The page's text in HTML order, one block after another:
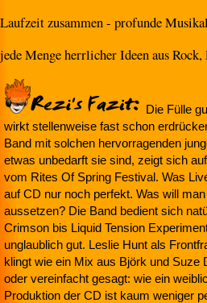
Laufzeit zusammen - profunde
jede Menge herrlicher Ideen aus Rock,
Die Fülle
wirkt stellenweise fast schon
Band mit solchen hervorragenden
etwas unbedarft sie sind, zeigt sich
vom Rites Of Spring Festival. Was
auf CD nur noch perfekt. Was will
aussetzen? Die Band bedient sich
Crimson bis Liquid Tension
unglaublich gut. Leslie Hunt als
klingt wie ein Mix aus Björk und Suze
oder vereinfacht gesagt: wie ein
Produktion der CD ist kaum weniger